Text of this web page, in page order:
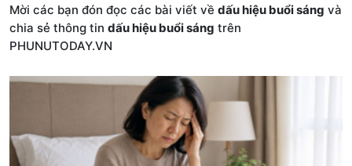
Mời các bạn đón đọc các bài viết về dấu hiệu buổi sáng và
chia sẻ thông tin dấu hiệu buổi sáng trên
PHUNUTODAY.VN